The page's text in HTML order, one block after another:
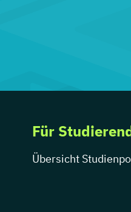
Für
Übersicht